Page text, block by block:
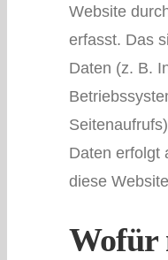
Website
erfasst. Das
Daten (z. B.
Daten erfolgt
diese
Wofür